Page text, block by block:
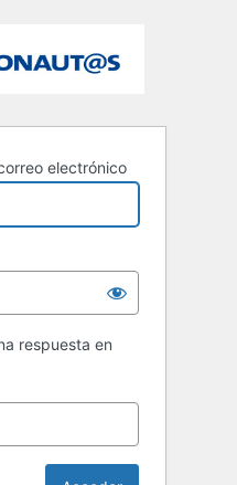
electrónico
respuesta en